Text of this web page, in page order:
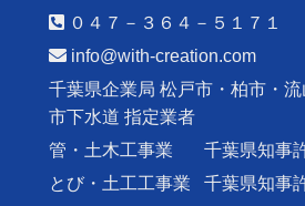
０４７－３６４－５１７１
info@with-creation.com
千葉県企業局 松戸市・柏市・流
市下水道 指定業者
管・土木工事業
千葉県知事
とび・土工工事業
千葉県知事